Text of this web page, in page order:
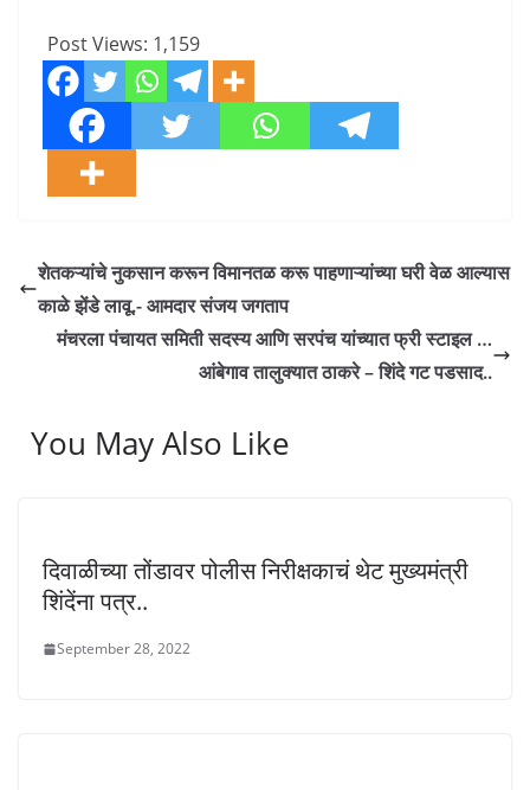
Post Views: 1,159
शेतकऱ्यांचे नुकसान करून विमानतळ करू पाहणाऱ्यांच्या घरी वेळ आल्यास
काळे झेंडे लावू.- आमदार संजय जगताप
मंचरला पंचायत समिती सदस्य आणि सरपंच यांच्यात फ्री स्टाइल …
आंबेगाव तालुक्यात ठाकरे – शिंदे गट पडसाद..
You May Also Like
दिवाळीच्या तोंडावर पोलीस निरीक्षकाचं थेट मुख्यमंत्री
शिंदेंना पत्र..
September 28, 2022